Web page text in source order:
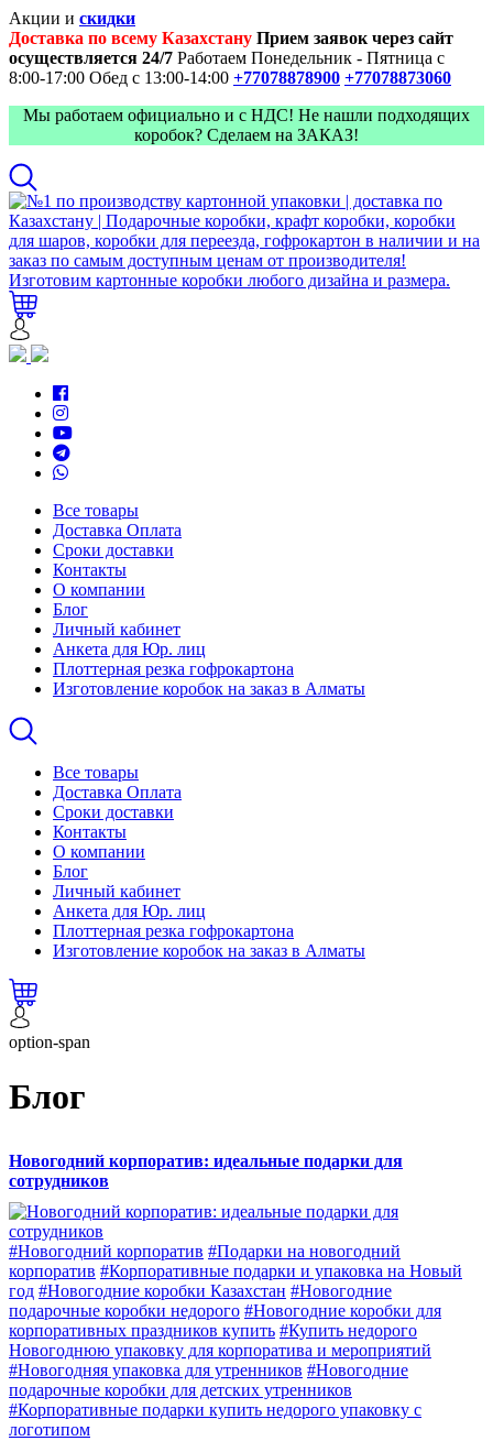
Акции и скидки
Доставка по всему Казахстану Прием заявок через сайт
осуществляется 24/7 Работаем Понедельник - Пятница с
8:00-17:00 Обед с 13:00-14:00 +77078878900 +77078873060
Мы работаем официально и с НДС! Не нашли подходящих
коробок? Сделаем на ЗАКАЗ!
Все товары
Доставка Оплата
Сроки доставки
Контакты
О компании
Блог
Личный кабинет
Анкета для Юр. лиц
Плоттерная резка гофрокартона
Изготовление коробок на заказ в Алматы
Все товары
Доставка Оплата
Сроки доставки
Контакты
О компании
Блог
Личный кабинет
Анкета для Юр. лиц
Плоттерная резка гофрокартона
Изготовление коробок на заказ в Алматы
option-span
Блог
Новогодний корпоратив: идеальные подарки для
сотрудников
#Новогодний корпоратив #Подарки на новогодний
корпоратив #Корпоративные подарки и упаковка на Новый
год #Новогодние коробки Казахстан #Новогодние
подарочные коробки недорого #Новогодние коробки для
корпоративных праздников купить #Купить недорого
Новогоднюю упаковку для корпоратива и мероприятий
#Новогодняя упаковка для утренников #Новогодние
подарочные коробки для детских утренников
#Корпоративные подарки купить недорого упаковку с
логотипом